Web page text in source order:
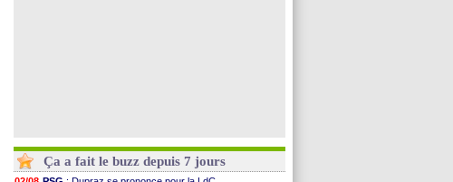
Ça a fait le buzz depuis 7 jours